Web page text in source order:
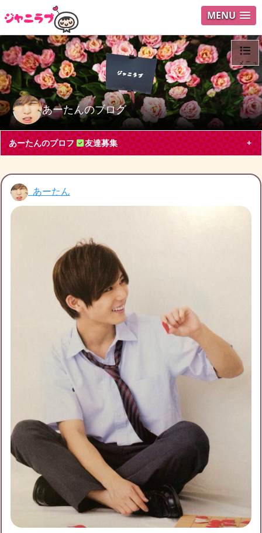
MENU
あーたんのブログ
メニュ
ログイ
Search
あーたんのプロフ 友達募集
あーたん
大阪府 その他40代
Hey!Say!JUMP大好きになりました｡仲良くしたいです｡
ブログ投稿 240
フォロー
あーたんのチケット募集
あーたんの友達募集 募集中
Hey!Say!JUMP
Hey!Say!JUMPのファンです｡ファンになって浅いの
で､色々お話できる人いませんかl? 山田く
あーたんのブログ月別アーカイブ
2021年1月 2020年10月(6)
(13) 2020年8月(11) 2020年7月
2020年6月(25) 2020年5月(33)
2020年3月
(30) 2020年2月(25) 2020年1月
(33)
2019年12月(13)
あーたん